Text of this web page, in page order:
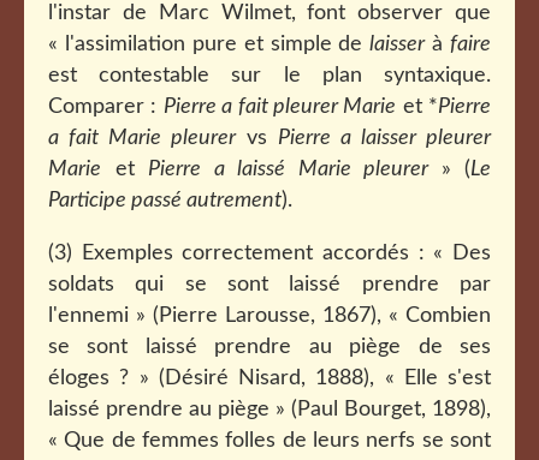
l'instar de Marc Wilmet, font observer que
« l'assimilation pure et simple delaisserà faire
est contestable sur le plan syntaxique.
Comparer : Pierre a fait pleurer Marie et *Pierre
a fait Marie pleurervs Pierre a laisser pleurer
Marie et Pierre a laissé Marie pleurer » (Le
Participe passé autrement).
(3) Exemples correctement accordés : « Des
soldats qui se sont laissé prendre par
l'ennemi » (Pierre Larousse, 1867), « Combien
se sont laissé prendre au piège de ses
éloges ? » (Désiré Nisard, 1888), « Elle s'est
laissé prendre au piège » (Paul Bourget, 1898),
« Que de femmes folles de leurs nerfs se sont